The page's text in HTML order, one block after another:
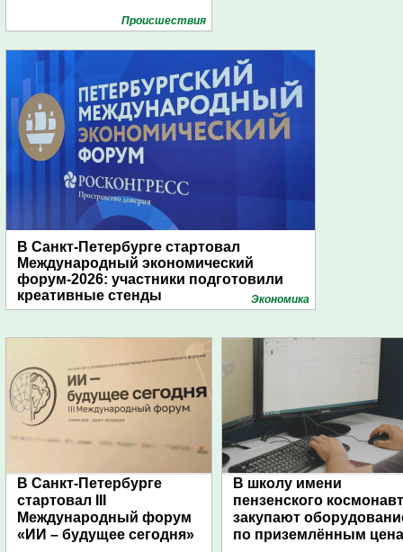
Проиcшествия
В Санкт-Петербурге стартовал
Международный экономический
форум-2026: участники подготовили
креативные стенды
Экономика
В Санкт-Петербурге
стартовал III
Международный форум
«ИИ – будущее сегодня»
В школу имени
пензенского
закупают
по приземлённым